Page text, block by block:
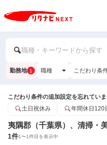
職種・キーワードから探す
勤務地 1 職種 こだわり条
こだわり条件の追加設定を忘れてい
土日祝休み
年間休日120
夷隅郡（千葉県）、清掃・
1件1〜1件目を表示中